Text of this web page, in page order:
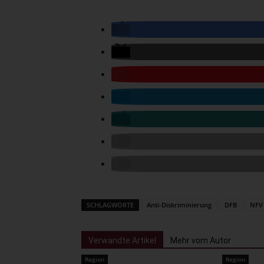
SCHLAGWORTE Anti-Diskriminierung DFB NFV
Verwandte Artikel Mehr vom Autor
Region Region